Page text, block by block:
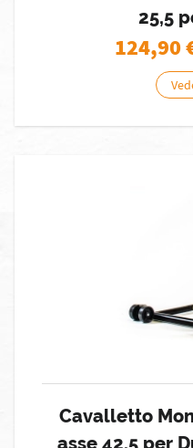
25,5
124,90
Cavalletto
asse 42,5 per